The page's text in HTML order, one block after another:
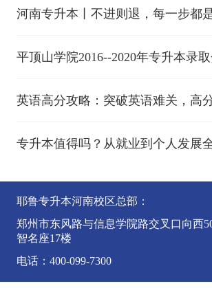
河南专升本丨不进则退，每一步都
平顶山学院2016--2020年专升本录
英语高分攻略：突破英语难关，高
专升本值得吗？从就业到个人发展
耶鲁专升本河南校区总部：
郑州市东风路与信息学院路交叉口向西
智名座17楼
电话：400-099-7300